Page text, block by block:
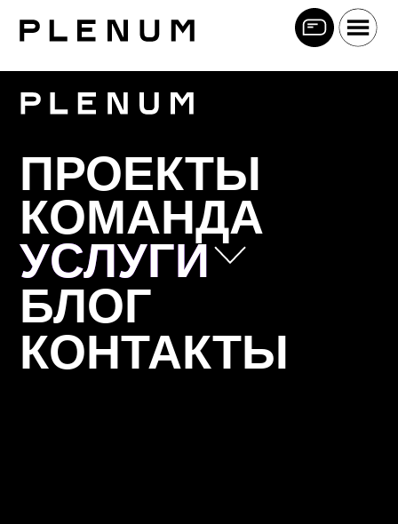
ПРОЕКТЫ
КОМАНДА
УСЛУГИ
УСЛУГИ
БЛОГ
КОНТАКТЫ
Позиционирование
Коммуникационная стратегия